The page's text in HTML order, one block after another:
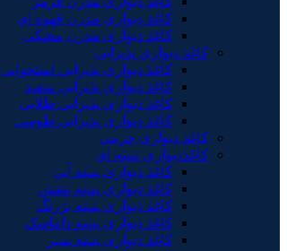
کاغذ دیواری مدرن قهوه ای
کاغذ دیواری مدرن مشکی
کاغذ دیواری پذیرایی
کاغذ دیواری پذیرایی استخوانی
کاغذ دیواری پذیرایی سفید
کاغذ دیواری پذیرایی طلایی
کاغذ دیواری پذیرایی طوسی
کاغذ دیواری چرمی
کاغذدیواری پتینه ای
کاغذ دیواری پتینه آبی
کاغذ دیواری پتینه بنفش
کاغذ دیواری پتینه بژرنگ
کاغذ دیواری پتینه داماسک
کاغذ دیواری پتینه سبز